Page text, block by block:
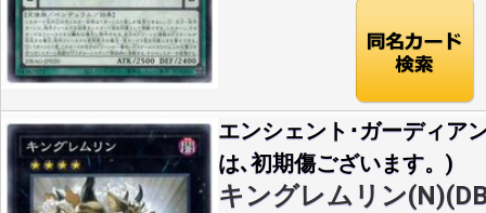
エンシェント･ガーディア
は､初期傷ございます。)
キングレムリン